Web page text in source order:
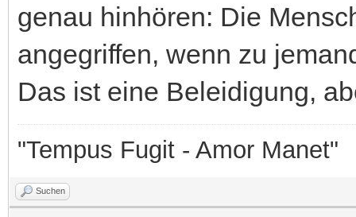
genau hinhören: Die
angegriffen, wenn zu
Das ist eine Beleidigung,
"Tempus Fugit - Amor Manet"
Suchen